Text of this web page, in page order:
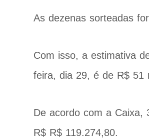
As dezenas sorteadas
Com isso, a estimativa
feira, dia 29, é de R$ 51
De acordo com a Caixa,
R$ R$ 119.274,80.